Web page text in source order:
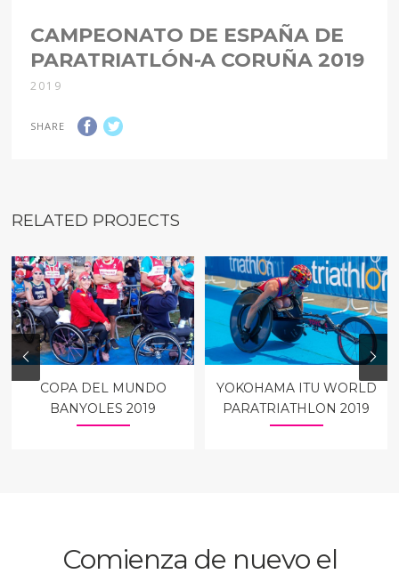
CAMPEONATO DE ESPAÑA DE
PARATRIATLÓN-A CORUÑA 2019
2019
SHARE
RELATED PROJECTS
COPA DEL MUNDO
BANYOLES 2019
YOKOHAMA ITU WORLD
PARATRIATHLON 2019
Comienza de nuevo el